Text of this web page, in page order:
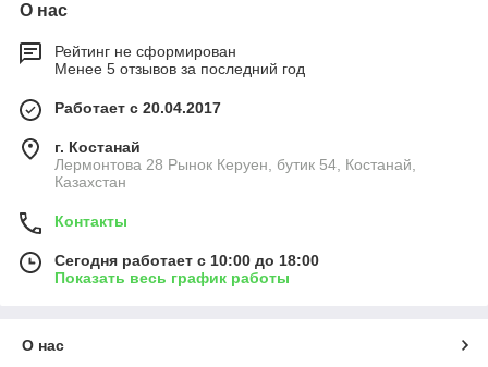
О нас
Рейтинг не сформирован
Менее 5 отзывов за последний год
Работает с 20.04.2017
г. Костанай
Лермонтова 28 Рынок Керуен, бутик 54, Костанай,
Казахстан
Контакты
Сегодня работает с 10:00 до 18:00
Показать весь график работы
О нас